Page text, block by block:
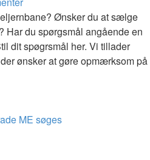
Ønsker du at sælge
Har du spørgsmål angående en
dit spøgrsmål her. Vi tillader
ønsker at gøre opmærksom på
ME søges